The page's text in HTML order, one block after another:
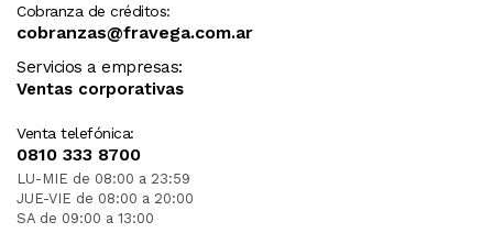
Cobranza de créditos:
cobranzas@fravega.com.ar
Servicios a empresas:
Ventas corporativas
Venta telefónica:
0810 333 8700
LU-MIE de 08:00 a 23:59
JUE-VIE de 08:00 a 20:00
SA de 09:00 a 13:00